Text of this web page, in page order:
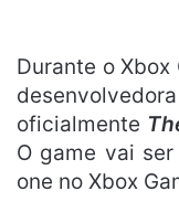
Durante o Xbox
oficialmente
O game vai
one no Xbox